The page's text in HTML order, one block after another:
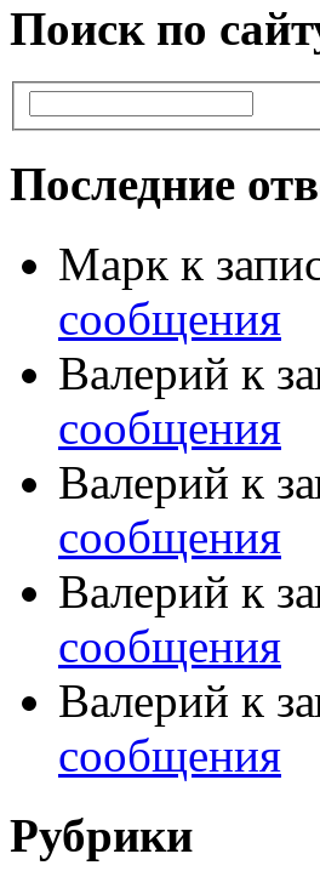
Поиск по
Последние
Марк к
сообщения
Валерий к
сообщения
Валерий к
сообщения
Валерий к
сообщения
Валерий к
сообщения
Рубрики